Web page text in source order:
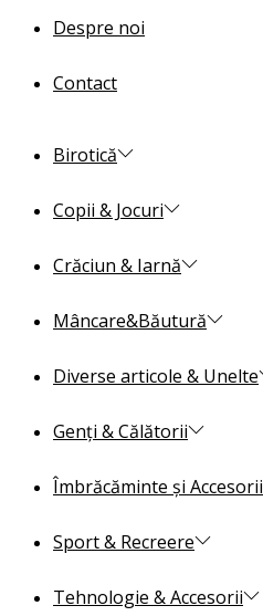
Despre noi
Contact
Birotică
Copii & Jocuri
Crăciun & Iarnă
Mâncare&Băutură
Diverse articole & Unelte
Genți & Călătorii
Îmbrăcăminte și Accesorii
Sport & Recreere
Tehnologie & Accesorii